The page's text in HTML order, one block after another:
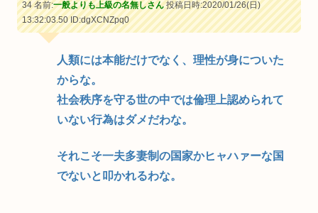
34 名前:一般よりも上級の名無しさん投稿日時:2020/01/26(日)
13:32:03.50ID:dgXCNZpq0
人類には本能だけでなく、理性が身についた
からな。
社会秩序を守る世の中では倫理上認められて
いない行為はダメだわな。
それこそ一夫多妻制の国家かヒャハァーな国
でないと叩かれるわな。